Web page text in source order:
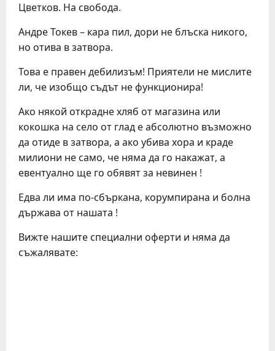
Цветков. На свобода.
Андре Токев – кара пил, дори не блъска никого,
но отива в затвора.
Това е правен дебилизъм! Приятели не мислите
ли, че изобщо съдът не функционира!
Ако някой открадне хляб от магазина или
кокошка на село от глад е абсолютно възможно
да отиде в затвора, а ако убива хора и краде
милиони не само, че няма да го накажат, а
евентуално ще го обявят за невинен !
Едва ли има по-сбъркана, корумпирана и болна
държава от нашата !
Вижте нашите специални оферти и няма да
съжалявате: